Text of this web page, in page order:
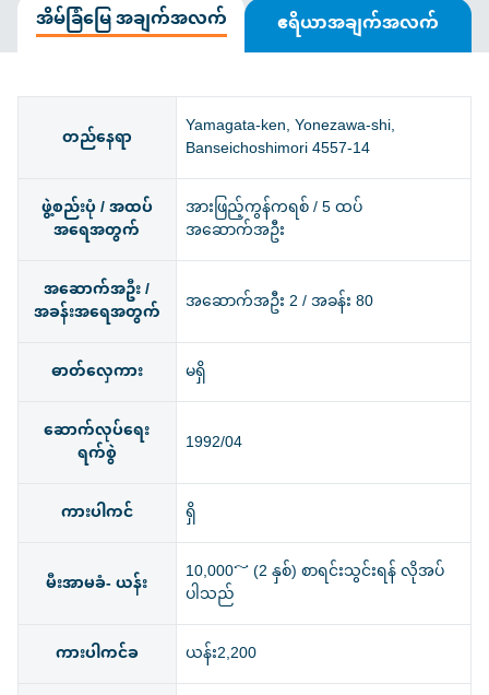
အိမ်ခြံမြေ အချက်အလက် ဧရိယာအချက်အလက်
တည်နေရာ Yamagata-ken, Yonezawa-shi,
Banseichoshimori 4557-14
ဖွဲ့စည်းပုံ / အထပ်
အရေအတွက်
အားဖြည့်ကွန်ကရစ် / 5 ထပ်
အဆောက်အဦး
အဆောက်အဦး /
အခန်းအရေအတွက် အဆောက်အဦး 2 / အခန်း 80
ဓာတ်လှေကား
မရှိ
ဆောက်လုပ်ရေး
ရက်စွဲ 1992/04
ကားပါကင် ရှိ
မီးအာမခံ- ယန်း 10,000～ (2 နှစ်) စာရင်းသွင်းရန် လိုအပ်
ပါသည်
ကားပါကင်ခ
ယန်း2,200